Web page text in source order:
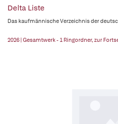
Delta Liste
Das kaufmännische Verzeichnis der
2026 | Gesamtwerk - 1 Ringordner, zur